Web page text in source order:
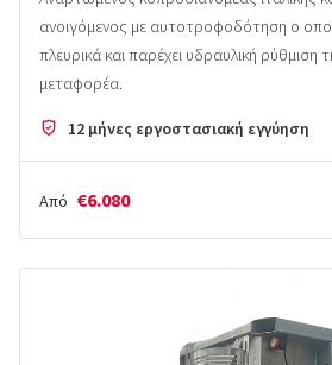
ανοιγόμενος με αυτοτροφοδότηση ο
πλευρικά και παρέχει υδραυλική ρύθμιση
μεταφορέα.
12 μήνες εργοστασιακή εγγύηση
Από €6.080